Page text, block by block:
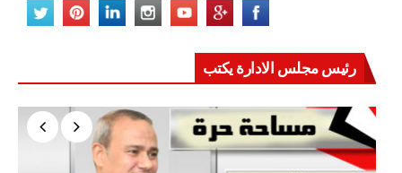
رئيس مجلس الادارة يكتب